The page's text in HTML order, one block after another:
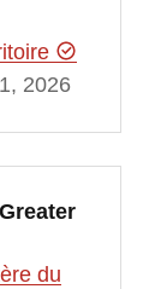
2026
du